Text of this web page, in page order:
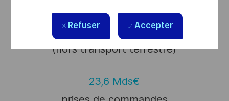
Refuser Accepter
77,000
collaborateurs
(hors transport terrestre)
23,6 Mds€